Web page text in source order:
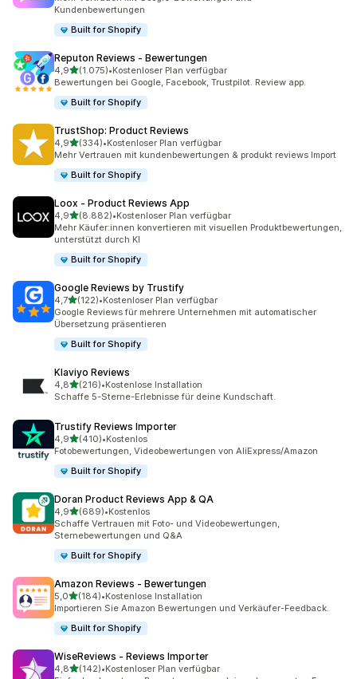
Kundenbewertungen
Built for Shopify
Reputon Reviews ‑ Bewertungen
4,9von 5 Sternen
(1.075)
1075 Rezensionen insgesamt
•Kostenloser Plan verfügbar
Bewertungen bei Google, Facebook, Trustpilot. Review app.
Built for Shopify
TrustShop: Product Reviews
4,9von 5 Sternen
(334)
334 Rezensionen insgesamt
•Kostenloser Plan verfügbar
Mehr Vertrauen mit kundenbewertungen & produkt reviews Import
Built for Shopify
Loox ‑ Product Reviews App
4,9von 5 Sternen
(8.882)
8882 Rezensionen insgesamt
•Kostenloser Plan verfügbar
Mehr Käufer:innen konvertieren mit visuellen Produktbewertungen,
unterstützt durch KI
Built for Shopify
Google Reviews by Trustify
4,7von 5 Sternen
(122)
122 Rezensionen insgesamt
•Kostenloser Plan verfügbar
Google Reviews für mehrere Unternehmen mit automatischer
Übersetzung präsentieren
Built for Shopify
Klaviyo Reviews
4,8von 5 Sternen
(216)
216 Rezensionen insgesamt
•Kostenlose Installation
Schaffe 5-Sterne-Erlebnisse für deine Kundschaft.
Trustify Reviews Importer
4,9von 5 Sternen
(410)
410 Rezensionen insgesamt
•Kostenlos
Fotobewertungen, Videobewertungen von AliExpress/Amazon
Built for Shopify
Doran Product Reviews App & QA
4,9von 5 Sternen
(689)
689 Rezensionen insgesamt
•Kostenlos
Schaffe Vertrauen mit Foto- und Videobewertungen,
Sternebewertungen und Q&A
Built for Shopify
Amazon Reviews ‑ Bewertungen
5,0von 5 Sternen
(184)
184 Rezensionen insgesamt
•Kostenlose Installation
Importieren Sie Amazon Bewertungen und Verkäufer-Feedback.
Built for Shopify
WiseReviews ‑ Reviews Importer
4,8von 5 Sternen
(142)
142 Rezensionen insgesamt
•Kostenloser Plan verfügbar